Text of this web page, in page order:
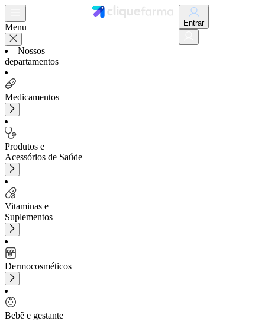
Menu
Nossos
departamentos
Medicamentos
Produtos e
Acessórios de Saúde
Vitaminas e
Suplementos
Dermocosméticos
Bebê e gestante
Entrar